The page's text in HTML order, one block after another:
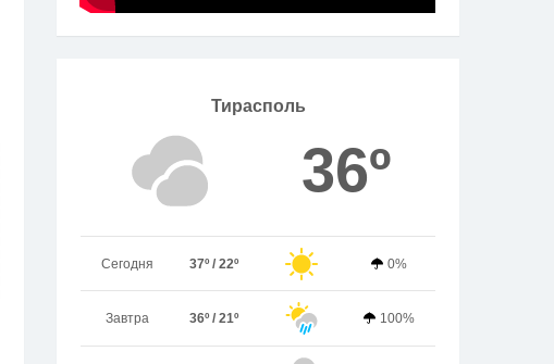
Тирасполь
36º
Сегодня 37º / 22º 0%
Завтра 36º / 21º 100%